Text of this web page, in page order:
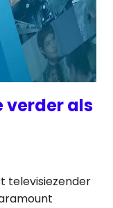
verder als
televisiezender